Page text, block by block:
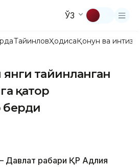
ЎЗ
ТайинловҲодисаҚонун ва
янги тайинланган
қатор
берди
Давлат раҳбари ҚР Адлия